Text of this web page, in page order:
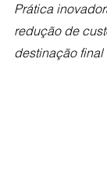
Prática
redução de
destinação final